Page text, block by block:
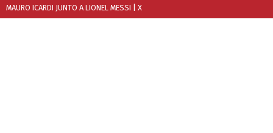
MAURO ICARDI JUNTO A LIONEL MESSI | X